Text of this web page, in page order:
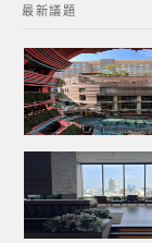
最新議題